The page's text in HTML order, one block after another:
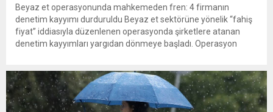
Beyaz et operasyonunda mahkemeden fren: 4 firmanın
denetim kayyımı durduruldu Beyaz et sektörüne yönelik “fahiş
fiyat” iddiasıyla düzenlenen operasyonda şirketlere atanan
denetim kayyımları yargıdan dönmeye başladı. Operasyon
atamasının durdurulmasına karar verdi. Türkiye’nin önde gelen
beyaz et...